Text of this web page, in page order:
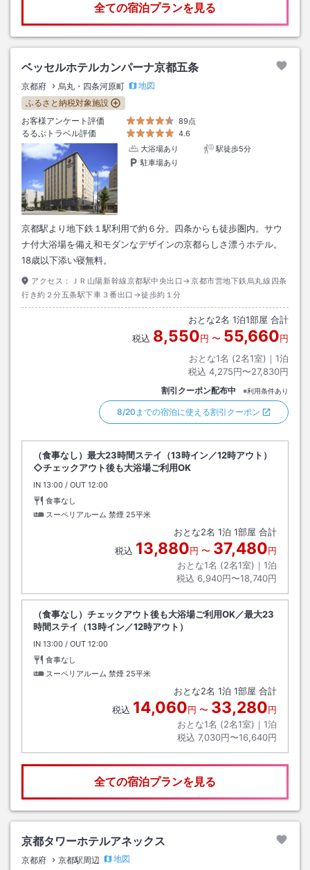
全ての宿泊プランを見る
ベッセルホテルカンパーナ京都五条
京都府 烏丸・四条河原町
地図
ふるさと納税対象施設
お客様アンケート評価
89点
るるぶトラベル評価
4.6
大浴場あり
駅徒歩5分
駐車場あり
京都駅より地下鉄１駅利用で約６分。四条からも徒歩圏内。サウ
ナ付大浴場を備え和モダンなデザインの京都らしさ漂うホテル。
18歳以下添い寝無料。
アクセス：
ＪＲ山陽新幹線京都駅中央出口→京都市営地下鉄烏丸線四条
行き約２分五条駅下車３番出口→徒歩約１分
おとな2名 1泊1部屋 合計
税込 8,550円 〜 55,660円
おとな1名 (2名1室)｜ 1泊
税込 4,275円〜27,830円
割引クーポン配布中 ※利用条件あり
8/20までの宿泊に使える割引クーポン
（食事なし）最大23時間ステイ（13時イン／12時アウト）
◇チェックアウト後も大浴場ご利用OK
IN チェックイン
13:00 / OUT チェックアウト
12:00
食事なし
スーペリアルーム 禁煙 25平米
おとな2名 1泊 1部屋 合計
税込 13,880円 〜 37,480円
おとな1名 (2名1室)｜ 1泊
税込 6,940円〜18,740円
（食事なし）チェックアウト後も大浴場ご利用OK／最大23
時間ステイ（13時イン／12時アウト）
IN チェックイン
13:00 / OUT チェックアウト
12:00
食事なし
スーペリアルーム 禁煙 25平米
おとな2名 1泊 1部屋 合計
税込 14,060円 〜 33,280円
おとな1名 (2名1室)｜ 1泊
税込 7,030円〜16,640円
全ての宿泊プランを見る
京都タワーホテルアネックス
京都府 京都駅周辺 地図